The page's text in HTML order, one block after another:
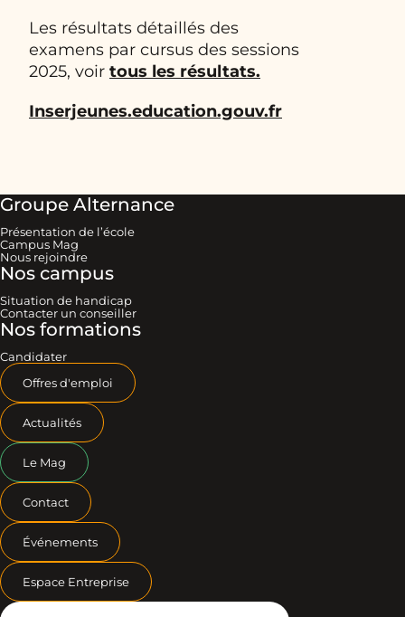
Les résultats détaillés des
examens par cursus des sessions
2025, voir tous les résultats.
Inserjeunes.education.gouv.fr
Groupe Alternance
Présentation de l’école
Campus Mag
Nous rejoindre
Nos campus
Situation de handicap
Contacter un conseiller
Nos formations
Candidater
Offres d'emploi
Actualités
Le Mag
Contact
Événements
Espace Entreprise